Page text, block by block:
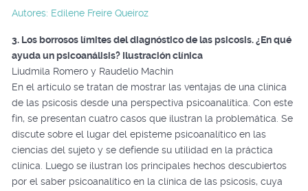
Autores: Edilene Freire Queiroz
3. Los borrosos límites del diagnóstico de las psicosis. ¿En qué
ayuda un psicoanálisis? Ilustración clínica
Liudmila Romero y Raudelio Machin
En el artículo se tratan de mostrar las ventajas de una clínica
de las psicosis desde una perspectiva psicoanalítica. Con este
fin, se presentan cuatro casos que ilustran la problemática. Se
discute sobre el lugar del episteme psicoanalítico en las
ciencias del sujeto y se defiende su utilidad en la práctica
clínica. Luego se ilustran los principales hechos descubiertos
por el saber psicoanalítico en la clínica de las psicosis, cuya